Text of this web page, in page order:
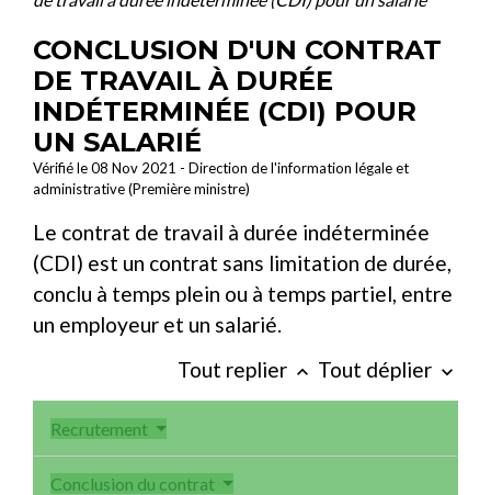
CONCLUSION D'UN CONTRAT
DE TRAVAIL À DURÉE
INDÉTERMINÉE (CDI) POUR
UN SALARIÉ
Vérifié le 08 Nov 2021 - Direction de l'information légale et
administrative (Première ministre)
Le contrat de travail à durée indéterminée
(CDI) est un contrat sans limitation de durée,
conclu à temps plein ou à temps partiel, entre
un employeur et un salarié.
Tout replier keyboard_arrow_up Tout déplier keyboard_arrow_down
Recrutement
Conclusion du contrat